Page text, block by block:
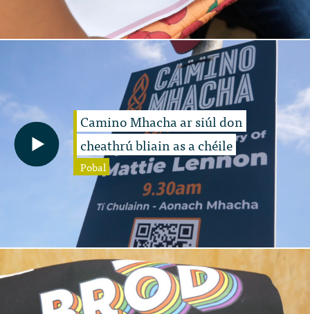
Camino Mhacha ar siúl don
cheathrú bliain as a chéile
Pobal